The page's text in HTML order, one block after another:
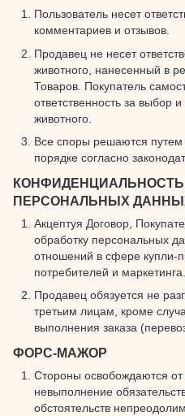
Пользователь несет
комментариев и отзывов.
Продавец не несет
животного, нанесенный в
Товаров. Покупатель
ответственность за выбор
животного.
Все споры решаются путем
порядке согласно
ПЕРСОНАЛЬНЫХ
Акцептуя Договор,
обработку персональных
отношений в сфере купли-
потребителей и маркетинга.
Продавец обязуется не
третьим лицам, кроме
выполнения заказа
ФОРС-МАЖОР
Стороны освобождаются от
невыполнение
обстоятельств